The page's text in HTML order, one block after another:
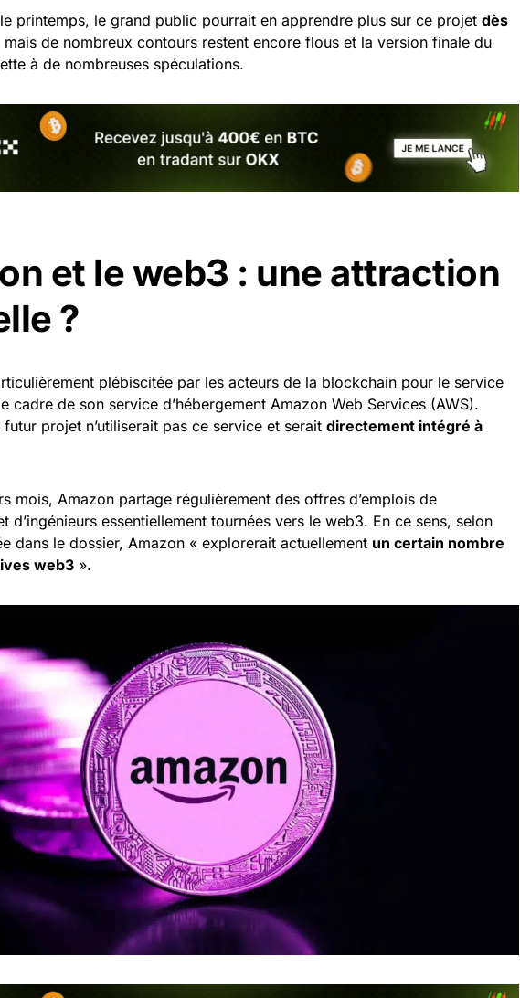
printemps, le grand public pourrait en apprendre plus sur ce projet dès
mais de nombreux contours restent encore flous et la version finale du
à de nombreuses spéculations.
et le web3 : une attraction
?
plébiscitée par les acteurs de la blockchain pour le service
cadre de son service d’hébergement Amazon Web Services (AWS).
projet n’utiliserait pas ce service et serait directement intégré à
mois, Amazon partage régulièrement des offres d’emplois de
d’ingénieurs essentiellement tournées vers le web3. En ce sens, selon
dans le dossier, Amazon « explorerait actuellement un certain nombre
web3 ».